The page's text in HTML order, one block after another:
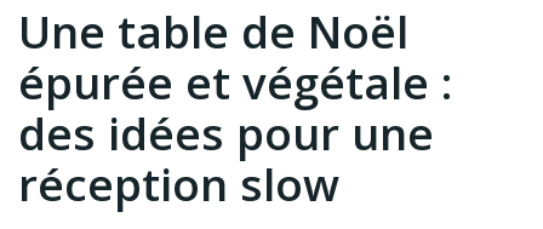
Une table de Noël
épurée et végétale :
des idées pour une
réception slow